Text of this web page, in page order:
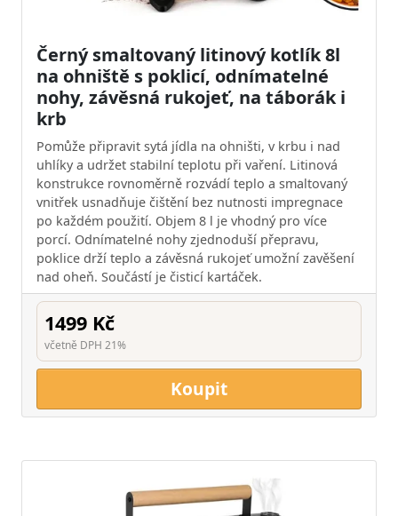
Černý smaltovaný litinový kotlík 8l
na ohniště s poklicí, odnímatelné
nohy, závěsná rukojeť, na táborák i
krb
Pomůže připravit sytá jídla na ohništi, v krbu i nad
uhlíky a udržet stabilní teplotu při vaření. Litinová
konstrukce rovnoměrně rozvádí teplo a smaltovaný
vnitřek usnadňuje čištění bez nutnosti impregnace
po každém použití. Objem 8 l je vhodný pro více
porcí. Odnímatelné nohy zjednoduší přepravu,
poklice drží teplo a závěsná rukojeť umožní zavěšení
nad oheň. Součástí je čisticí kartáček.
1499 Kč
včetně DPH 21%
Koupit